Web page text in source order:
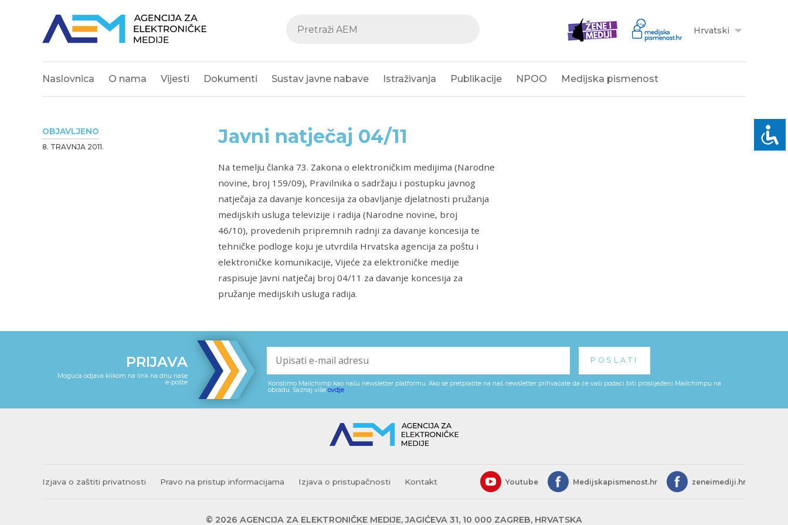
Hrvatski
Naslovnica O nama Vijesti Dokumenti Sustav javne nabave Istraživanja Publikacije NPOO Medijska pismenost
OBJAVLJENO
8. TRAVNJA 2011. Javni natječaj 04/11
Na temelju članka 73. Zakona o elektroničkim medijima (Narodne
novine, broj 159/09), Pravilnika o sadržaju i postupku javnog
natječaja za davanje koncesija za obavljanje djelatnosti pružanja
medijskih usluga televizije i radija (Narodne novine, broj
46/10), provedenih pripremnih radnji za davanje koncesija te
tehničke podloge koju je utvrdila Hrvatska agencija za poštu i
elektroničke komunikacije, Vijeće za elektroničke medije
raspisuje Javni natječaj broj 04/11 za davanje koncesija za
pružanje medijskih usluga radija.
PRIJAVA
Moguća odjava klikom na link na dnu naše
e-pošte
Koristimo Mailchimp kao našu newsletter platformu. Ako se pretplatite na naš newsletter prihvaćate da će vaši podaci biti proslijeđeni Mailchimpu na
obradu. Saznaj više ovdje.
Izjava o zaštiti privatnosti Pravo na pristup informacijama Izjava o pristupačnosti Kontakt Youtube Medijskapismenost.hr zeneimediji.hr
© 2026 AGENCIJA ZA ELEKTRONIČKE MEDIJE, JAGIĆEVA 31, 10 000 ZAGREB, HRVATSKA